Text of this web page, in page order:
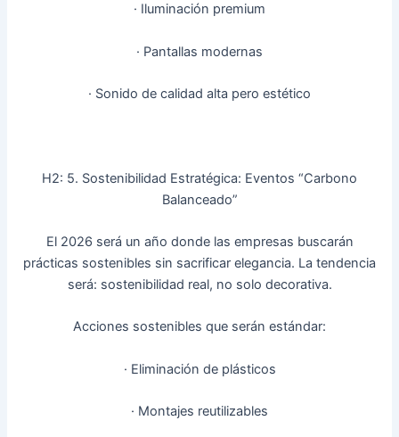
· Iluminación premium
· Pantallas modernas
· Sonido de calidad alta pero estético
H2: 5. Sostenibilidad Estratégica: Eventos “Carbono
Balanceado”
El 2026 será un año donde las empresas buscarán
prácticas sostenibles sin sacrificar elegancia. La tendencia
será: sostenibilidad real, no solo decorativa.
Acciones sostenibles que serán estándar:
· Eliminación de plásticos
· Montajes reutilizables